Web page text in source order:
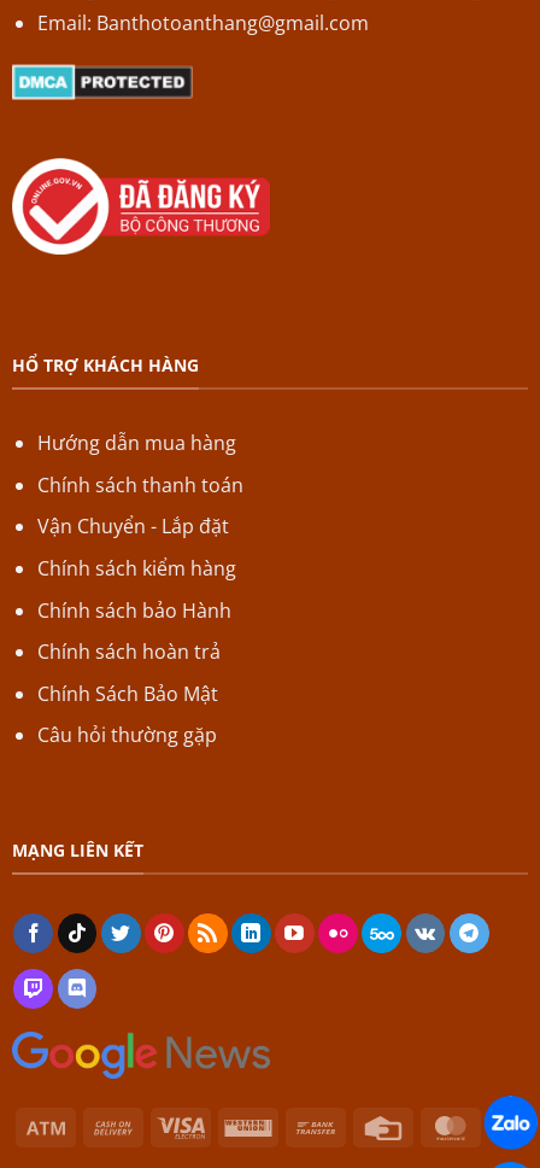
Email: Banthotoanthang@gmail.com
HỔ TRỢ KHÁCH HÀNG
Hướng dẫn mua hàng
Chính sách thanh toán
Vận Chuyển - Lắp đặt
Chính sách kiểm hàng
Chính sách bảo Hành
Chính sách hoàn trả
Chính Sách Bảo Mật
Câu hỏi thường gặp
MẠNG LIÊN KẾT
Atm
Cash
Visa
Western
Bank
Credit